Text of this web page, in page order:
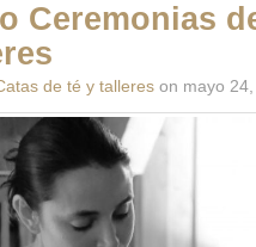
Ceremonias
de té y talleres on mayo